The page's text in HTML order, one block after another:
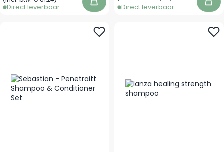
Direct leverbaar In winkelwagen
Direct leverbaar In